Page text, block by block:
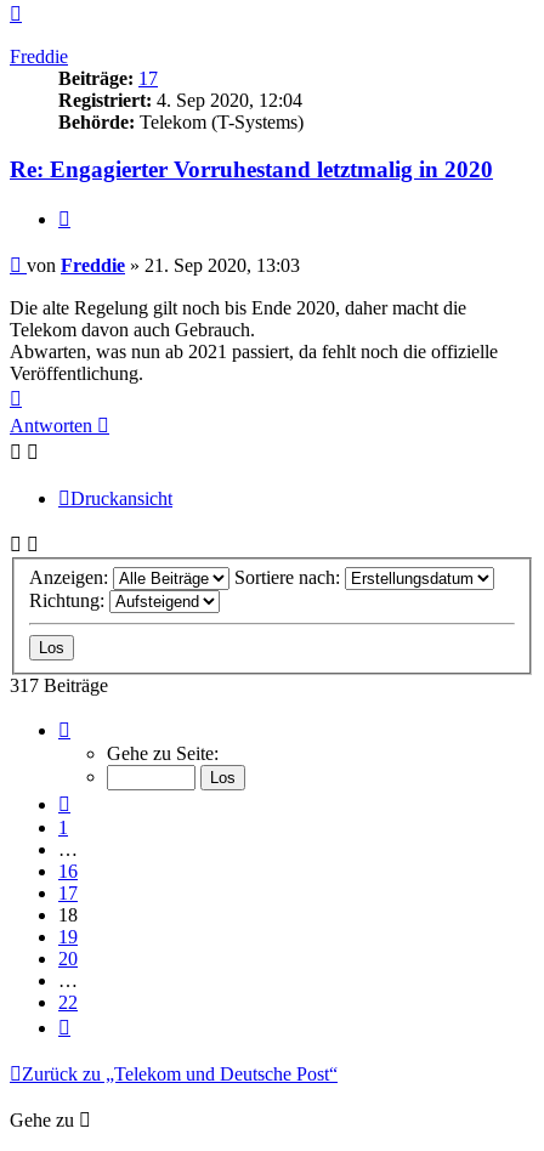
Freddie
Beiträge: 17
Registriert: 4. Sep 2020, 12:04
Behörde: Telekom (T-Systems)
Re: Engagierter Vorruhestand letztmalig in 2020
Beitrag
von Freddie » 21. Sep 2020, 13:03
Die alte Regelung gilt noch bis Ende 2020, daher macht die
Telekom davon auch Gebrauch.
Abwarten, was nun ab 2021 passiert, da fehlt noch die offizielle
Veröffentlichung.
oben
Antworten
Druckansicht
Anzeigen:
Sortiere nach:
Richtung:
317 Beiträge
18
von
Gehe zu Seite:
1
…
16
17
18
19
20
…
22
Zurück zu „Telekom und Deutsche Post“
Gehe zu